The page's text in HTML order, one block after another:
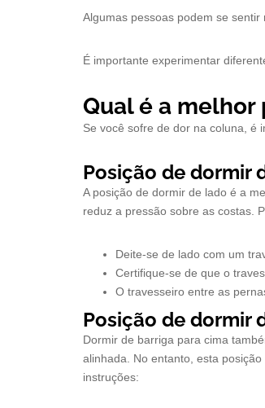
Algumas pessoas podem se
É importante experimentar
Qual é a
Se você sofre de dor na coluna, é
Posição de dormir
A posição de dormir de lado é a
reduz a pressão sobre as costas.
Deite-se de lado com um
Certifique-se de que o
O travesseiro entre as
Posição de dormir
Dormir de barriga para cima
alinhada. No entanto, esta
instruções: